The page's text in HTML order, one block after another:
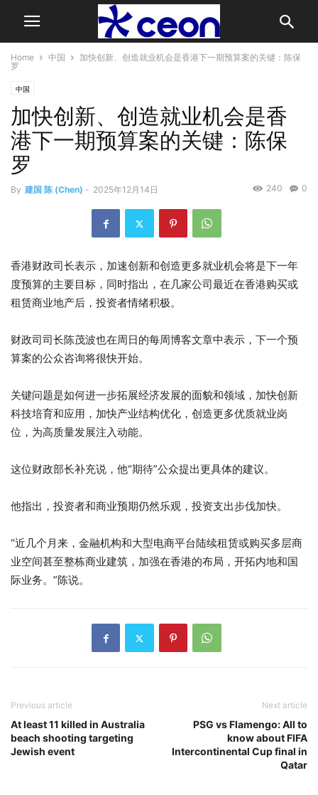
Home 中国
加快创新、创造就业机会是香港下一期预算案的关键：陈保
罗
中国
加快创新、创造就业机会是香
港下一期预算案的关键：陈保
罗
By 建国 陈 (Chen) - 2025年12月14日 0
240
香港财政司长表示，加速创新和创造更多就业机会将是下一年
度预算的主要目标，同时指出，在几家公司最近在香港购买或
租赁商业地产后，投资者情绪积极。
财政司司长陈茂波也在周日的每周博客文章中表示，下一个预
算案的公众咨询将很快开始。
关键问题是如何进一步拓展经济发展的面貌和领域，加快创新
科技培育和应用，加快产业结构优化，创造更多优​​质就业岗
位，为高质量发展注入动能。
这位财政部长补充说，他“期待”公众提出更具体的建议。
他指出，投资者和商业预期仍然乐观，投资支出步伐加快。
“近几个月来，金融机构和大型电商平台陆续租赁或购买多层商
业空间甚至整栋商业建筑，加强在香港的布局，开拓内地和国
际业务。”陈说。
Previous article
At least 11 killed in Australia
beach shooting targeting
Jewish event
Next article
PSG vs Flamengo: All to
know about FIFA
Intercontinental Cup final in
Qatar